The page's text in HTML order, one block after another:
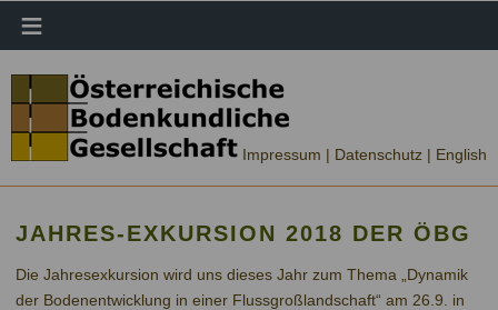
≡
Impressum | Datenschutz | English
JAHRES-EXKURSION 2018 DER ÖBG
Die Jahresexkursion wird uns dieses Jahr zum Thema „Dynamik
der Bodenentwicklung in einer Flussgroßlandschaft“ am 26.9. in